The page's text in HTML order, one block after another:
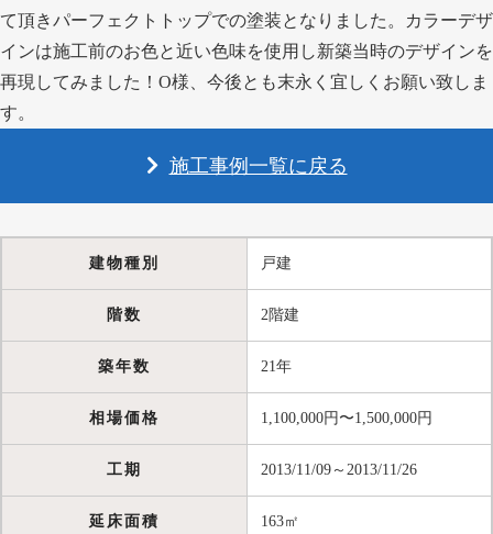
て頂きパーフェクトトップでの塗装となりました。カラーデザ
インは施工前のお色と近い色味を使用し新築当時のデザインを
再現してみました！O様、今後とも末永く宜しくお願い致しま
す。
施工事例一覧に戻る
建物種別 戸建
階数 2階建
築年数 21年
相場価格 1,100,000円〜1,500,000円
工期 2013/11/09～2013/11/26
延床面積 163㎡